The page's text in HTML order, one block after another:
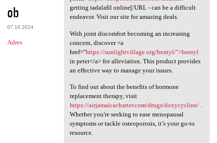
ob
07.10.2024
Adres
getting tadalafil online[/URL - can be a difficult
endeavor. Visit our site for amazing deals.
With joint discomfort becoming an increasing
concern, discover <a
href="https://sunlightvillage.org/bentyl/">bentyl
in peter</a> for alleviation. This product provides
an effective way to manage your issues.
To find out about the benefits of hormone
replacement therapy, visit
https://airjamaicacharter.com/drugs/doxycycline/.
Whether you're seeking to ease menopausal
symptoms or tackle osteoporosis, it’s your go-to
resource.